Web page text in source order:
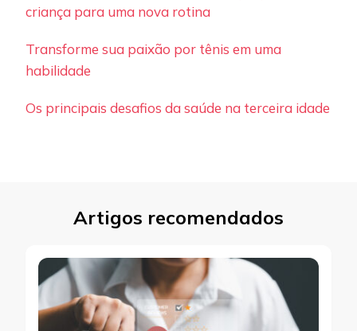
criança para uma nova rotina
Transforme sua paixão por tênis em uma
habilidade
Os principais desafios da saúde na terceira idade
Artigos recomendados